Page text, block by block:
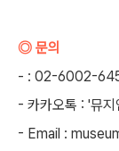
◎ 문의
- : 02-6002-
- 카카오톡 : '뮤지
- Email :